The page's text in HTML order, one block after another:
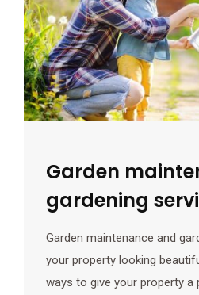
Garden
gardening
Garden maintenance and
your property looking
ways to give your property